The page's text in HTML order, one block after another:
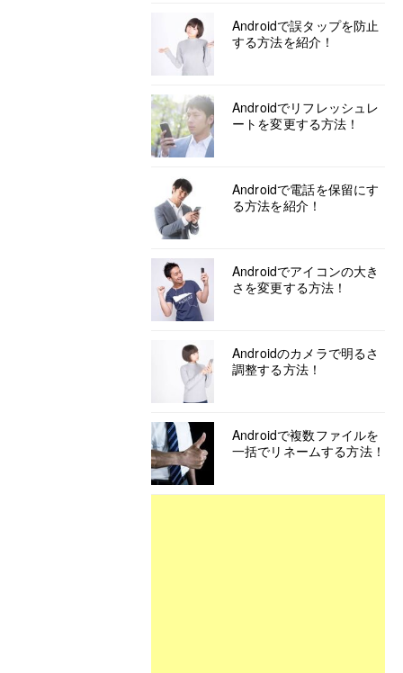
Androidで誤タップを防止
する方法を紹介！
Androidでリフレッシュレ
ートを変更する方法！
Androidで電話を保留にす
る方法を紹介！
Androidでアイコンの大き
さを変更する方法！
Androidのカメラで明るさ
調整する方法！
Androidで複数ファイルを
一括でリネームする方法！